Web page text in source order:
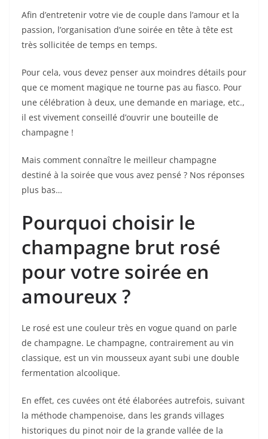
Afin d’entretenir votre vie de couple dans l’amour et la
passion, l’organisation d’une soirée en tête à tête est
très sollicitée de temps en temps.
Pour cela, vous devez penser aux moindres détails pour
que ce moment magique ne tourne pas au fiasco. Pour
une célébration à deux, une demande en mariage, etc.,
il est vivement conseillé d’ouvrir une bouteille de
champagne !
Mais comment connaître le meilleur champagne
destiné à la soirée que vous avez pensé ? Nos réponses
plus bas…
Pourquoi choisir le
champagne brut rosé
pour votre soirée en
amoureux ?
Le rosé est une couleur très en vogue quand on parle
de champagne. Le champagne, contrairement au vin
classique, est un vin mousseux ayant subi une double
fermentation alcoolique.
En effet, ces cuvées ont été élaborées autrefois, suivant
la méthode champenoise, dans les grands villages
historiques du pinot noir de la grande vallée de la